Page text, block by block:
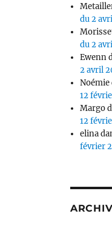
du 2
du 2
Ewenn
2 avril
Noémie
12
Margo
12
elina
février